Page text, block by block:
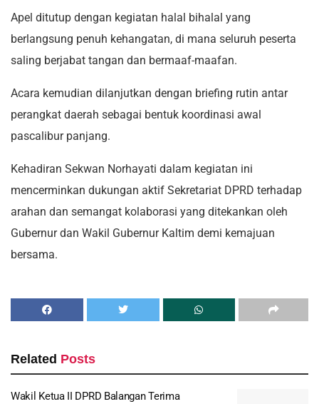
Apel ditutup dengan kegiatan halal bihalal yang
berlangsung penuh kehangatan, di mana seluruh peserta
saling berjabat tangan dan bermaaf-maafan.
Acara kemudian dilanjutkan dengan briefing rutin antar
perangkat daerah sebagai bentuk koordinasi awal
pascalibur panjang.
Kehadiran Sekwan Norhayati dalam kegiatan ini
mencerminkan dukungan aktif Sekretariat DPRD terhadap
arahan dan semangat kolaborasi yang ditekankan oleh
Gubernur dan Wakil Gubernur Kaltim demi kemajuan
bersama.
Related Posts
Wakil Ketua II DPRD Balangan Terima